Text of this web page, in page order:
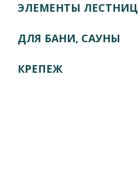
ЭЛЕМЕНТЫ ЛЕСТНИЦ
ДЛЯ БАНИ, САУНЫ
КРЕПЕЖ